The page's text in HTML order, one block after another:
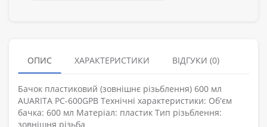
ОПИС ХАРАКТЕРИСТИКИ ВІДГУКИ (0)
Бачок пластиковий (зовнішнє різьблення) 600 мл
AUARITA PC-600GPB Технічні характеристики: Об'єм
бачка: 600 мл Матеріал: пластик Тип різьблення:
зовнішня різьба